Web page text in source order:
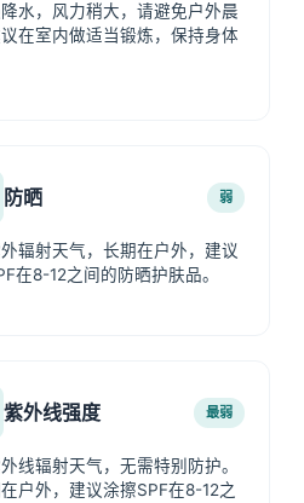
水，风力稍大，请避免户外晨
在室内做适当锻炼，保持身体
防晒 弱
辐射天气，长期在户外，建议
在8-12之间的防晒护肤品。
紫外线强度 最弱
线辐射天气，无需特别防护。
户外，建议涂擦SPF在8-12之